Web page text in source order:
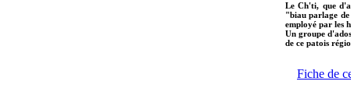
Le Ch'ti, que
"biau parlage
employé par les
Un groupe
de ce patois
Fiche de